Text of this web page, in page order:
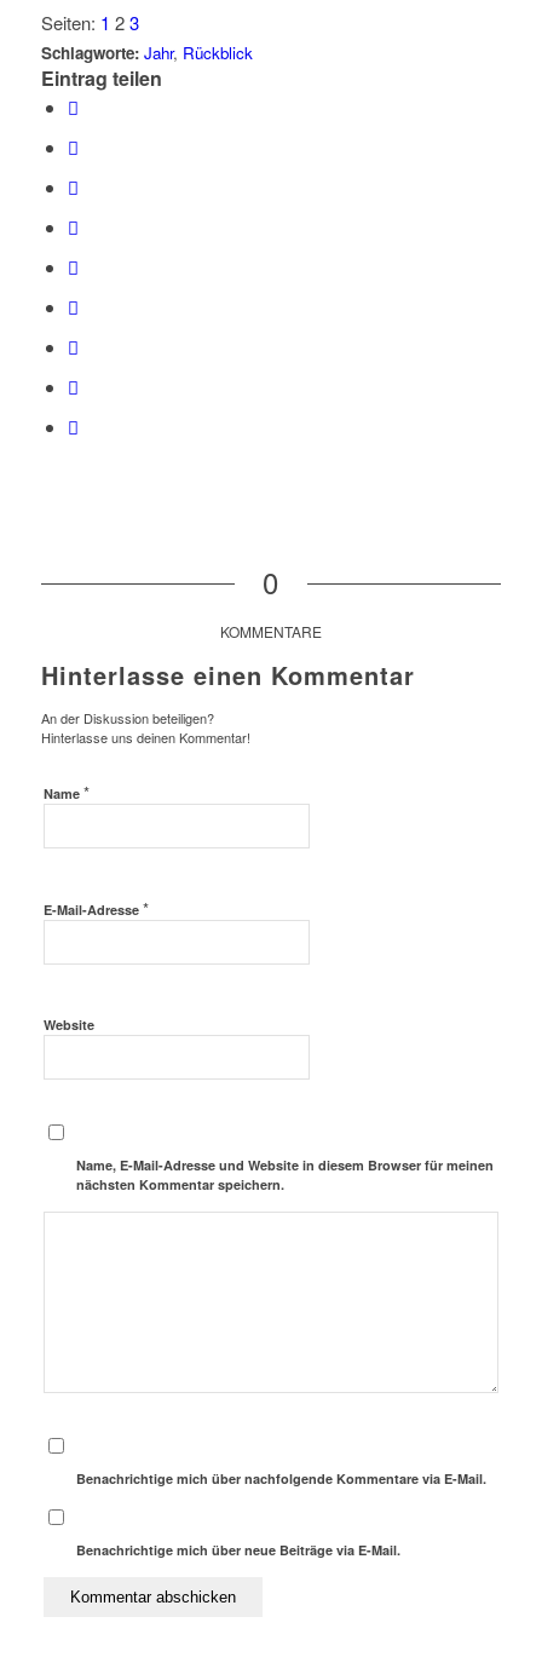
Seiten: 1 2 3
Schlagworte: Jahr, Rückblick
Eintrag teilen
0
KOMMENTARE
Hinterlasse einen Kommentar
An der Diskussion beteiligen?
Hinterlasse uns deinen Kommentar!
Name *
E-Mail-Adresse *
Website
Name, E-Mail-Adresse und Website in diesem Browser für meinen
nächsten Kommentar speichern.
Benachrichtige mich über nachfolgende Kommentare via E-Mail.
Benachrichtige mich über neue Beiträge via E-Mail.